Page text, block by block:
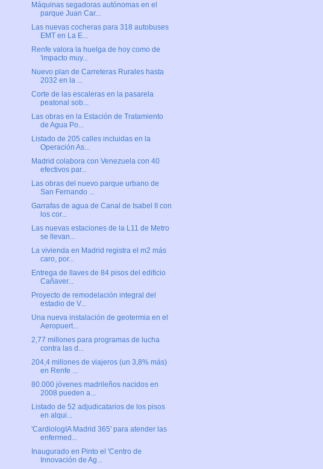
Máquinas segadoras autónomas en el
parque Juan Car...
Las nuevas cocheras para 318 autobuses
EMT en La E...
Renfe valora la huelga de hoy como de
'impacto muy...
Nuevo plan de Carreteras Rurales hasta
2032 en la ...
Corte de las escaleras en la pasarela
peatonal sob...
Las obras en la Estación de Tratamiento
de Agua Po...
Listado de 205 calles incluidas en la
Operación As...
Madrid colabora con Venezuela con 40
efectivos par...
Las obras del nuevo parque urbano de
San Fernando ...
Garrafas de agua de Canal de Isabel II con
los cor...
Las nuevas estaciones de la L11 de Metro
se llevan...
La vivienda en Madrid registra el m2 más
caro, por...
Entrega de llaves de 84 pisos del edificio
Cañaver...
Proyecto de remodelación integral del
estadio de V...
Una nueva instalación de geotermia en el
Aeropuert...
2,77 millones para programas de lucha
contra las d...
204,4 millones de viajeros (un 3,8% más)
en Renfe ...
80.000 jóvenes madrileños nacidos en
2008 pueden a...
Listado de 52 adjudicatarios de los pisos
en alqui...
'CardiologIA Madrid 365' para atender las
enfermed...
Inaugurado en Pinto el 'Centro de
Innovación de Ag...